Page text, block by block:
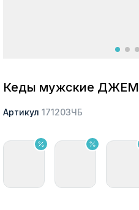
Кеды мужские ДЖЕМ
Артикул 171203ЧБ